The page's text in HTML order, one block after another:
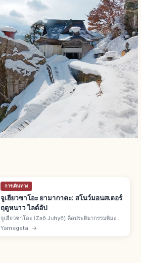
การเดินทาง
จูเฮียวซาโอะ ยามากาตะ: สโนว์มอนสเตอร์
ฤดูหนาว ไลต์อัป
จูเฮียวซาโอะ (Zaō Juhyō) คือประติมากรรมหิมะ
ธรรมชาติบนเทือกเขาซาโอะคร่อม จ.ยามากาตะ-มิ
ยางิ สโนว์มอนสเตอร์ ต้นอาโอโมริโทโดมัตสึเคลือบ
Yamagata →